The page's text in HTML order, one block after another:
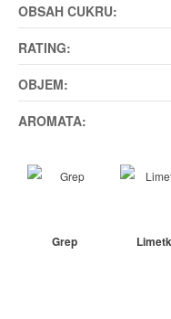
OBSAH CUKRU:
RATING:
OBJEM:
AROMATA:
Grep